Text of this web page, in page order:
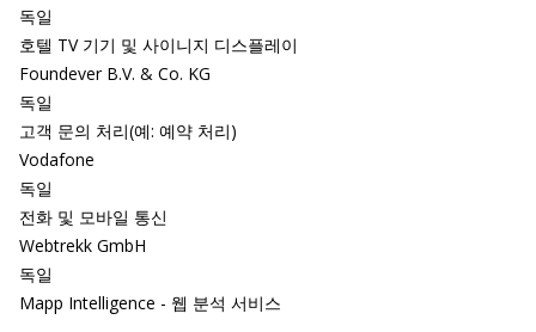
독일
호텔 TV 기기 및 사이니지 디스플레이
Foundever B.V. & Co. KG
독일
고객 문의 처리(예: 예약 처리)
Vodafone
독일
전화 및 모바일 통신
Webtrekk GmbH
독일
Mapp Intelligence - 웹 분석 서비스